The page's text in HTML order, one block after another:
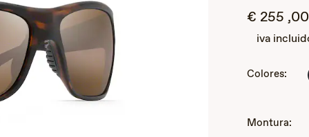
€ 255 ,00
iva
Colores:
Montura: